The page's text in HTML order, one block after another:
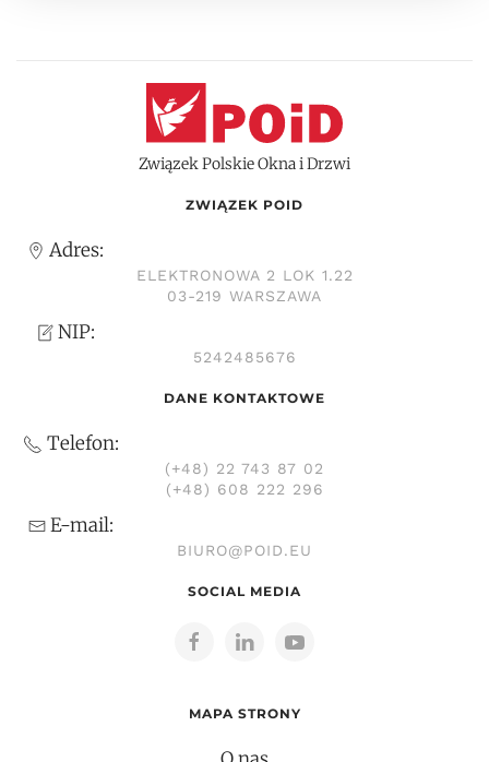
Związek Polskie Okna i Drzwi
ZWIĄZEK POID
Adres:
ELEKTRONOWA 2 LOK 1.22
03-219 WARSZAWA
NIP:
5242485676
DANE KONTAKTOWE
Telefon:
(+48) 22 743 87 02
(+48) 608 222 296
E-mail:
BIURO@POID.EU
SOCIAL MEDIA
MAPA STRONY